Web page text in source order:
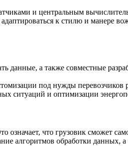
и центральным
к стилю и манере
данные, а также совместные
под нужды перевозчиков
ситуаций и оптимизации
что грузовик сможет
алгоритмов обработки данных,